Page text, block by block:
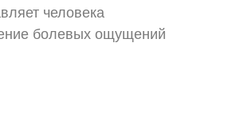
человека
болевых ощущений